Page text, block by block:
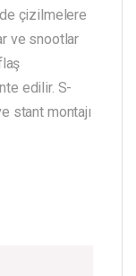
çizilmelere
ve snootlar
edilir. S-
stant montajı